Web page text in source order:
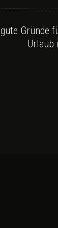
Gründe
Urlaub